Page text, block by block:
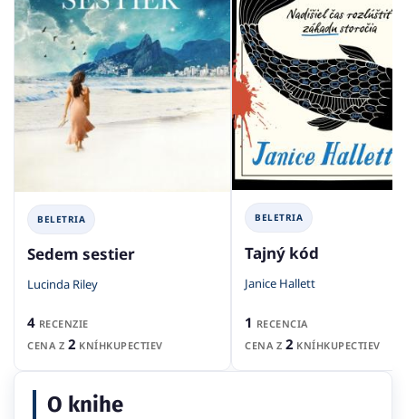
BELETRIA
Sedem sestier
Lucinda Riley
4 RECENZIE
CENA Z 2 KNÍHKUPECTIEV
BELETRIA
Tajný kód
Janice Hallett
1 RECENCIA
CENA Z 2 KNÍHKUPECTIEV
O knihe